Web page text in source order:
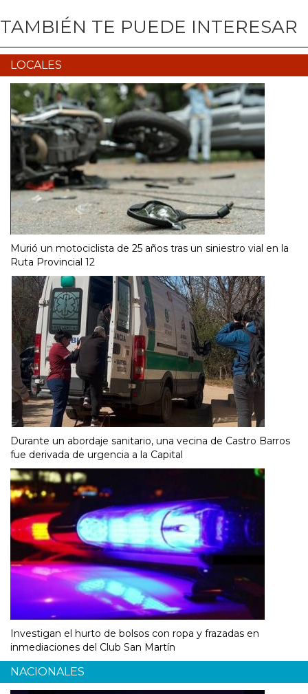
TAMBIÉN TE PUEDE INTERESAR
LOCALES
Murió un motociclista de 25 años tras un siniestro vial en la
Ruta Provincial 12
Durante un abordaje sanitario, una vecina de Castro Barros
fue derivada de urgencia a la Capital
Investigan el hurto de bolsos con ropa y frazadas en
inmediaciones del Club San Martín
NACIONALES